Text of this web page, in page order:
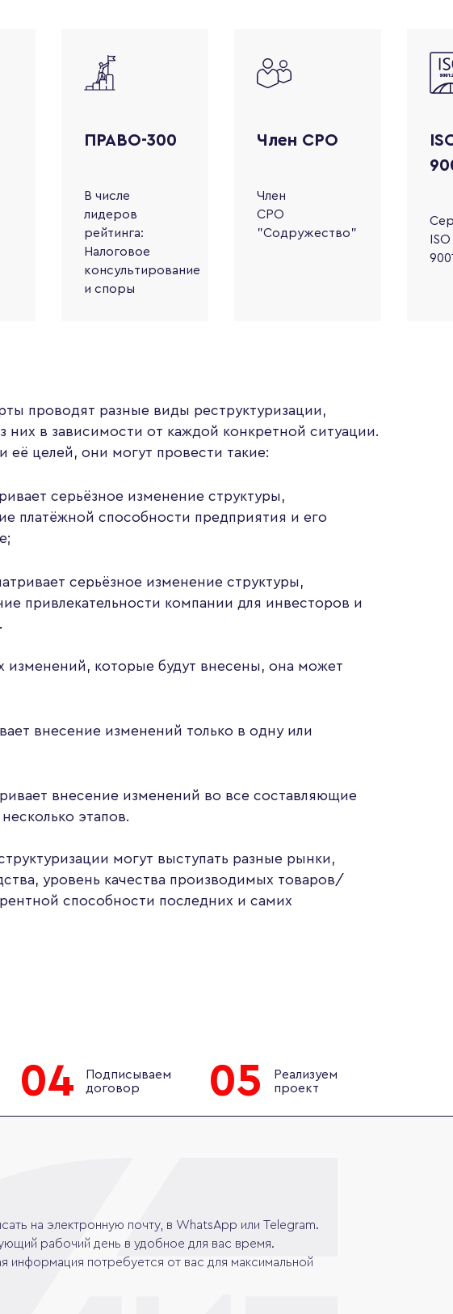
ПРАВО-300
В числе
лидеров
рейтинга:
Налоговое
консультирование
и споры
Член СРО
Член
СРО
"Содружество"
ISO
проводят разные виды реструктуризации,
них в зависимости от каждой конкретной ситуации.
её целей, они могут провести такие:
серьёзное изменение структуры,
платёжной способности предприятия и его
серьёзное изменение структуры,
привлекательности компании для инвесторов и
изменений, которые будут внесены, она может
внесение изменений только в одну или
внесение изменений во все составляющие
этапов.
могут выступать разные рынки,
уровень качества производимых товаров/
способности последних и самих
04
Подписываем
договор
05
Реализуем
проект
на электронную почту, в WhatsApp или Telegram.
рабочий день в удобное для вас время.
информация потребуется от вас для максимальной